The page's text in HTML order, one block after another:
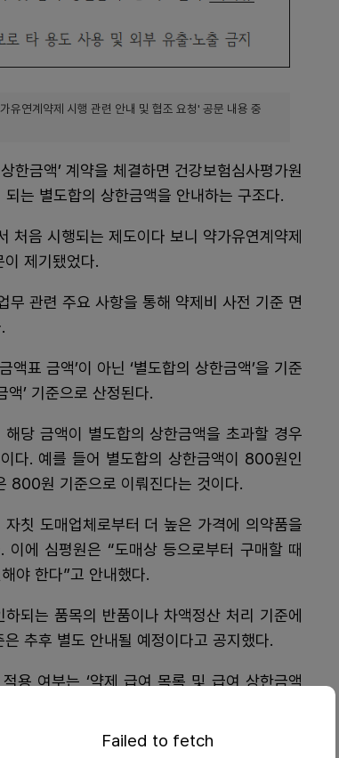
유연계약제 시행 관련 안내 및 협조 요청' 공문 내용 중
한금액’ 계약을 체결하면 건강보험심사평가원
는 별도합의 상한금액을 안내하는 구조다.
처음 시행되는 제도이다 보니 약가유연계약제
제기됐었다.
무 관련 주요 사항을 통해 약제비 사전 기준 면
액표 금액’이 아닌 ‘별도합의 상한금액’을 기준
’ 기준으로 산정된다.
당 금액이 별도합의 상한금액을 초과할 경우
다. 예를 들어 별도합의 상한금액이 800원인
800원 기준으로 이뤄진다는 것이다.
칫 도매업체로부터 더 높은 가격에 의약품을
에 심평원은 “도매상 등으로부터 구매할 때
야 한다”고 안내했다.
되는 품목의 반품이나 차액정산 처리 기준에
추후 별도 안내될 예정이다고 공지했다.
용 여부는 ‘약제 급여 목록 및 급여 상한금액
수 있지만 단, 별도합의 상한금액은 요양기관
된다.
Failed to fetch